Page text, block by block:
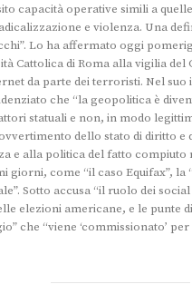
capacità operative simili a
e violenza. Una
Lo ha affermato oggi
Cattolica di Roma alla vigilia
da parte dei terroristi. Nel
che “la geopolitica è
statuali e non, in modo
dello stato di diritto
e alla politica del fatto
giorni, come “il caso Equifax”,
Sotto accusa “il ruolo dei
elezioni americane, e le
che “viene ‘commissionato’